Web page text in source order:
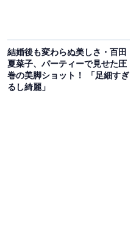
結婚後も変わらぬ美しさ・百田
夏菜子、パーティーで見せた圧
巻の美脚ショット！ 「足細すぎ
るし綺麗」